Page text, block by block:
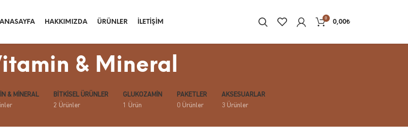
ANASAYFA HAKKIMIZDA ÜRÜNLER İLETIŞIM
0
0,00₺
& Mineral
& MINERAL
BITKISEL ÜRÜNLER
2 Ürünler
GLUKOZAMIN
1 Ürün
PAKETLER
0 Ürünler
AKSESUARLAR
3 Ürünler